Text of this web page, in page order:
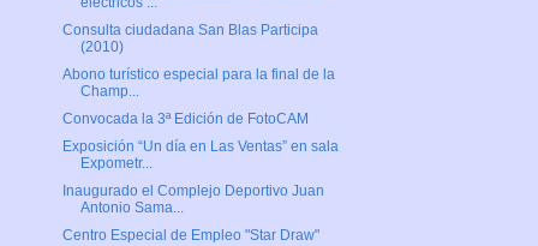
Consulta ciudadana San Blas Participa
(2010)
Abono turístico especial para la final de la
Champ...
Convocada la 3ª Edición de FotoCAM
Exposición “Un día en Las Ventas” en sala
Expometr...
Inaugurado el Complejo Deportivo Juan
Antonio Sama...
Centro Especial de Empleo "Star Draw"